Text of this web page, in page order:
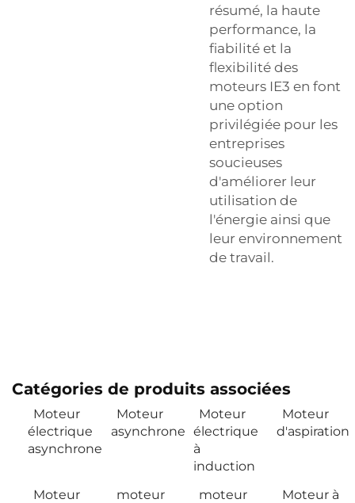
résumé, la haute
performance, la
fiabilité et la
flexibilité des
moteurs IE3 en font
une option
privilégiée pour les
entreprises
soucieuses
d'améliorer leur
utilisation de
l'énergie ainsi que
leur environnement
de travail.
Catégories de produits associées
Moteur
électrique
asynchrone
Moteur
asynchrone
Moteur
électrique
à
induction
Moteur
d'aspiration
Moteur
moteur
moteur
Moteur à